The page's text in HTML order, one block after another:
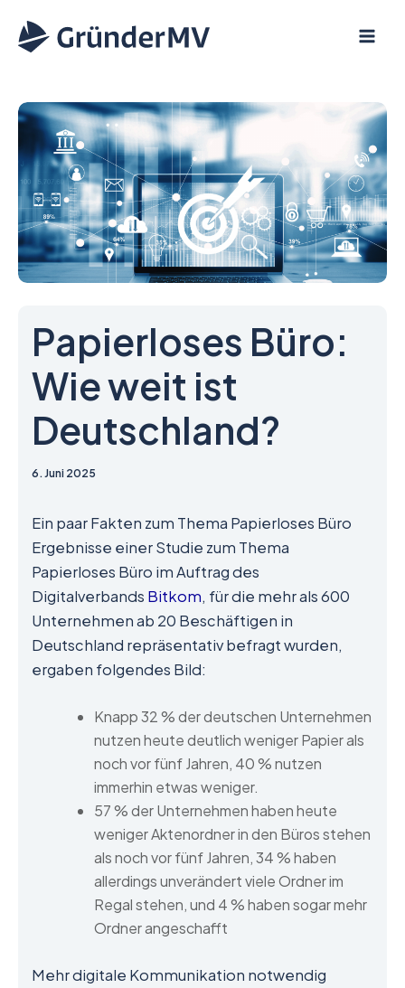
Inhalt
Papierloses Büro:
Wie weit ist
Deutschland?
6. Juni 2025
Ein paar Fakten zum Thema Papierloses Büro
Ergebnisse einer Studie zum Thema
Papierloses Büro im Auftrag des
Digitalverbands Bitkom, für die mehr als 600
Unternehmen ab 20 Beschäftigen in
Deutschland repräsentativ befragt wurden,
ergaben folgendes Bild:
Knapp 32 % der deutschen Unternehmen
nutzen heute deutlich weniger Papier als
noch vor fünf Jahren, 40 % nutzen
immerhin etwas weniger.
57 % der Unternehmen haben heute
weniger Aktenordner in den Büros stehen
als noch vor fünf Jahren, 34 % haben
allerdings unverändert viele Ordner im
Regal stehen, und 4 % haben sogar mehr
Ordner angeschafft
Mehr digitale Kommunikation notwendig